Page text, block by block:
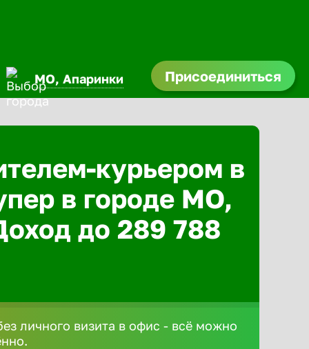
МО, Апаринки Присоединиться
курьером в
в городе МО,
до 289 788
личного визита в офис - всё можно